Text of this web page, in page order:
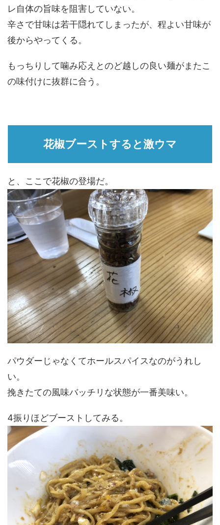
レ自体の旨味を阻害していない。
辛さで甘味は若干隠れてしまったが、程よい甘味が
後からやってくる。
もっちりして噛み応えとのど越しの良い麺がまたこ
の味付けに抜群に合う。
花椒ブーストすると激ウマ
と、ここで花椒の登場だ。
パウダーじゃなくてホールスパイスなのがうれし
い。
挽きたての風味バッチリな状態が一番美味い。
4振りほどブーストしてみる。